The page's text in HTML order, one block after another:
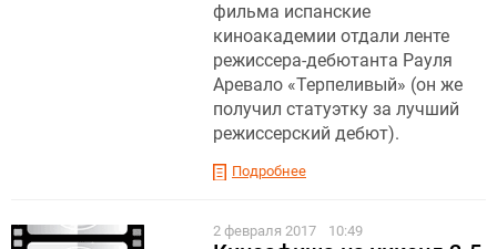
фильма испанские
киноакадемии отдали ленте
режиссера-дебютанта Рауля
Аревало «Терпеливый» (он же
получил статуэтку за лучший
режиссерский дебют).
Подробнее
2 февраля 2017 10:49